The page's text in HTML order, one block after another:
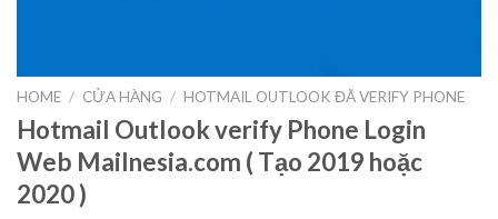
HOME / CỬA HÀNG / HOTMAIL OUTLOOK ĐÃ VERIFY PHONE
Hotmail Outlook verify Phone Login
Web Mailnesia.com ( Tạo 2019 hoặc
2020 )